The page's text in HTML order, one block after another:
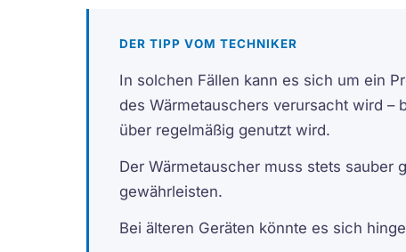
DER TIPP VOM TECHNIKER
In solchen Fällen kann es sich um ein
des Wärmetauschers verursacht wird –
über regelmäßig genutzt wird.
Der Wärmetauscher muss stets sauber
gewährleisten.
Bei älteren Geräten könnte es sich